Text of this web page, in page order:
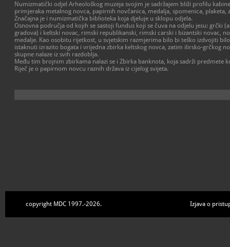
Numizmatički odjel Arheološkog muzeja svojim je sadržajem bliži profilu
primjeraka metalnog novca, papirnih novčanica, medalja, spomenica, plaketa,
Značajna je i numizmatička biblioteka koja djeluje u sklopu odjela.
Osnovna područja od kojih se sastoji fundus koji se čuva na odjelu jesu: grčki
gradova) i keltski novac, rimski republikanski, rimski carski i bizantski novac,
medalje. Kao osobitu rijetkost, u svjetskim razmjerima bilo bi teško izdvojiti
istaknuti izrazito bogata i vrijedna zbirka keltskog novca, zatim ilirsko-grčkog
skupne nalaze iz svih razdoblja.
Među tim brojnim zbirkama nalazi se i Zbirka banknota, koja sadrži predmete
Riječ je o papirnom novcu raznih država iz cijelog svijeta.
copyright MDC 1997.-2026. Izjava o